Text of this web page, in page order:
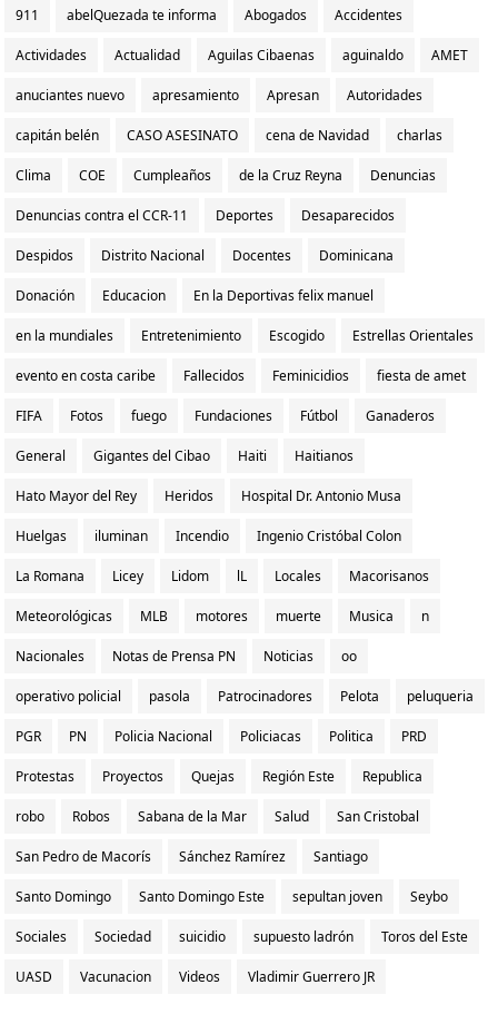
911 abelQuezada te informa Abogados Accidentes
Actividades Actualidad Aguilas Cibaenas aguinaldo AMET
anuciantes nuevo apresamiento Apresan Autoridades
capitán belén CASO ASESINATO cena de Navidad charlas
Clima COE Cumpleaños de la Cruz Reyna Denuncias
Denuncias contra el CCR-11 Deportes Desaparecidos
Despidos Distrito Nacional Docentes Dominicana
Donación Educacion En la Deportivas felix manuel
en la mundiales Entretenimiento Escogido Estrellas Orientales
evento en costa caribe Fallecidos Feminicidios fiesta de amet
FIFA Fotos fuego Fundaciones Fútbol Ganaderos
General Gigantes del Cibao Haiti Haitianos
Hato Mayor del Rey Heridos Hospital Dr. Antonio Musa
Huelgas iluminan Incendio Ingenio Cristóbal Colon
La Romana Licey Lidom lL Locales Macorisanos
Meteorológicas MLB motores muerte Musica n
Nacionales Notas de Prensa PN Noticias oo
operativo policial pasola Patrocinadores Pelota peluqueria
PGR PN Policia Nacional Policiacas Politica PRD
Protestas Proyectos Quejas Región Este Republica
robo Robos Sabana de la Mar Salud San Cristobal
San Pedro de Macorís Sánchez Ramírez Santiago
Santo Domingo Santo Domingo Este sepultan joven Seybo
Sociales Sociedad suicidio supuesto ladrón Toros del Este
UASD Vacunacion Videos Vladimir Guerrero JR